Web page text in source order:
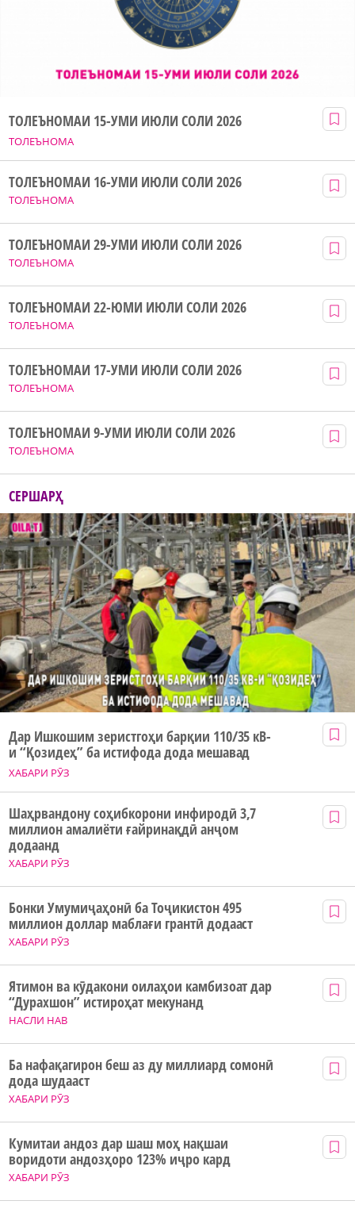
ТОЛЕЪНОМА
ТОЛЕЪНОМАИ 15-УМИ ИЮЛИ СОЛИ 2026
ТОЛЕЪНОМА
ТОЛЕЪНОМАИ 16-УМИ ИЮЛИ СОЛИ 2026
ТОЛЕЪНОМА
ТОЛЕЪНОМАИ 29-УМИ ИЮЛИ СОЛИ 2026
ТОЛЕЪНОМА
ТОЛЕЪНОМАИ 22-ЮМИ ИЮЛИ СОЛИ 2026
ТОЛЕЪНОМА
ТОЛЕЪНОМАИ 17-УМИ ИЮЛИ СОЛИ 2026
ТОЛЕЪНОМА
ТОЛЕЪНОМАИ 9-УМИ ИЮЛИ СОЛИ 2026
СЕРШАРҲ
ХАБАРИ РӮЗ
Дар Ишкошим зеристгоҳи барқии 110/35 кВ-
и “Қозидеҳ” ба истифода дода мешавад
ХАБАРИ РӮЗ
Шаҳрвандону соҳибкорони инфиродӣ 3,7
миллион амалиёти ғайринақдӣ анҷом
додаанд
ХАБАРИ РӮЗ
Бонки Умумиҷаҳонӣ ба Тоҷикистон 495
миллион доллар маблағи грантӣ додааст
НАСЛИ НАВ
Ятимон ва кӯдакони оилаҳои камбизоат дар
“Дурахшон” истироҳат мекунанд
ХАБАРИ РӮЗ
Ба нафақагирон беш аз ду миллиард сомонӣ
дода шудааст
ХАБАРИ РӮЗ
Кумитаи андоз дар шаш моҳ нақшаи
воридоти андозҳоро 123% иҷро кард